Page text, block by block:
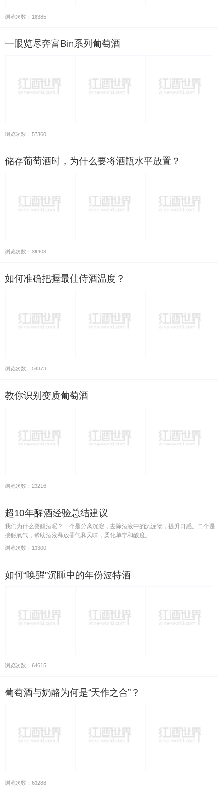
浏览次数：18385
一眼览尽奔富Bin系列葡萄酒
浏览次数：57360
储存葡萄酒时，为什么要将酒瓶水平放置？
浏览次数：39403
如何准确把握最佳侍酒温度？
浏览次数：54373
教你识别变质葡萄酒
浏览次数：23216
超10年醒酒经验总结建议
我们为什么要醒酒呢？一个是分离沉淀，去除酒液中的沉淀物，提升口感。二个是
接触氧气，帮助酒液释放香气和风味，柔化单宁和酸度。
浏览次数：13300
如何“唤醒”沉睡中的年份波特酒
浏览次数：64615
葡萄酒与奶酪为何是“天作之合”？
浏览次数：63288